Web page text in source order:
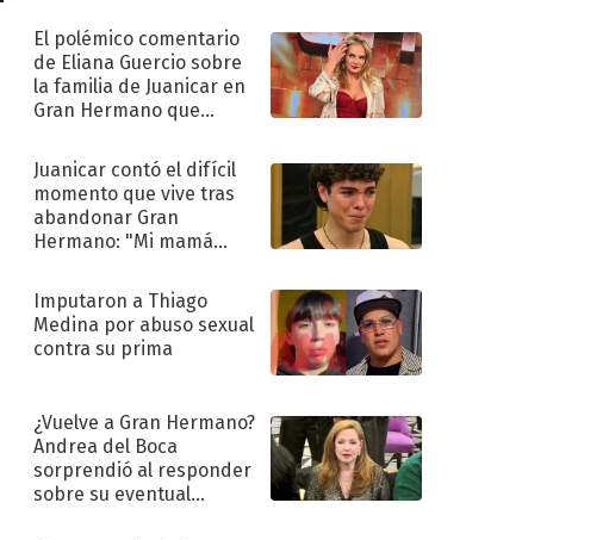
El polémico comentario
de Eliana Guercio sobre
la familia de Juanicar en
Gran Hermano que
Juanicar contó el difícil
momento que vive tras
abandonar Gran
Hermano: "Mi mamá
Imputaron a Thiago
Medina por abuso sexual
contra su prima
¿Vuelve a Gran Hermano?
Andrea del Boca
sorprendió al responder
sobre su eventual